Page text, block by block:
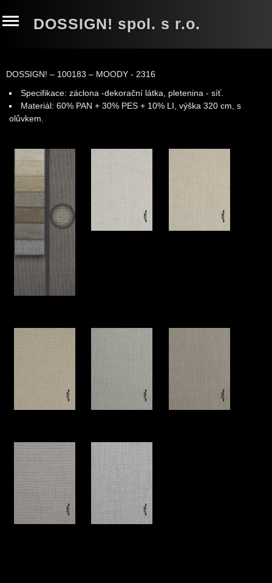
DOSSIGN! spol. s r.o.
DOSSIGN! – 100183 – MOODY - 2316
Specifikace: záclona -dekorační látka, pletenina - síť.
Materiál: 60% PAN + 30% PES + 10% LI , výška 320 cm, s
olůvkem.